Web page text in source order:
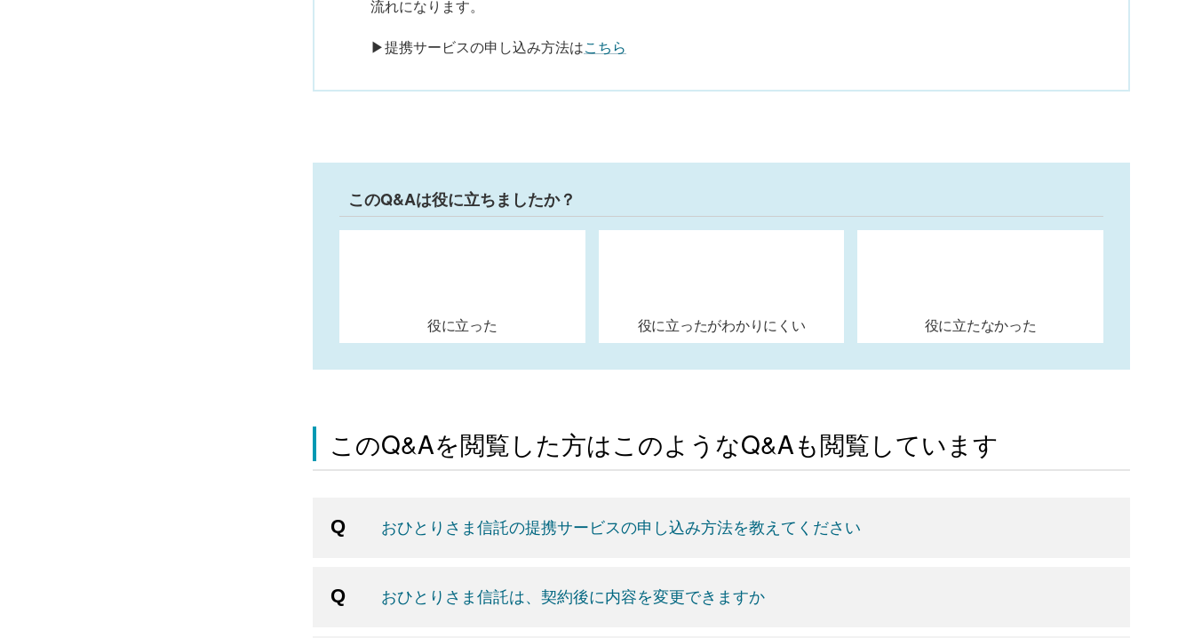
流れになります。
▶提携サービスの申し込み方法はこちら
このQ&Aは役に立ちましたか？
役に立った 役に立ったがわかりにくい 役に立たなかった
このQ&Aを閲覧した方はこのようなQ&Aも閲覧しています
おひとりさま信託の提携サービスの申し込み方法を教えてください
おひとりさま信託は、契約後に内容を変更できますか